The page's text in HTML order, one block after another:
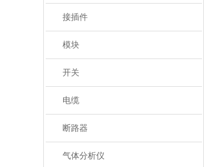
接插件
模块
开关
电缆
断路器
气体分析仪